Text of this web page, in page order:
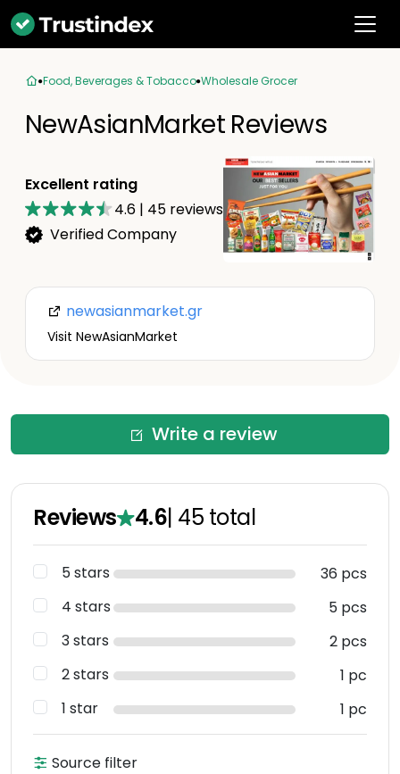
Food, Beverages & Tobacco Wholesale Grocer
NewAsianMarket Reviews
Excellent rating
4.6 | 45 reviews
Verified Company
newasianmarket.gr
Visit NewAsianMarket
Write a review
Reviews 4.6| 45 total
5 stars
36 pcs
4 stars
5 pcs
3 stars
2 pcs
2 stars
1 pc
1 star
1 pc
Source filter